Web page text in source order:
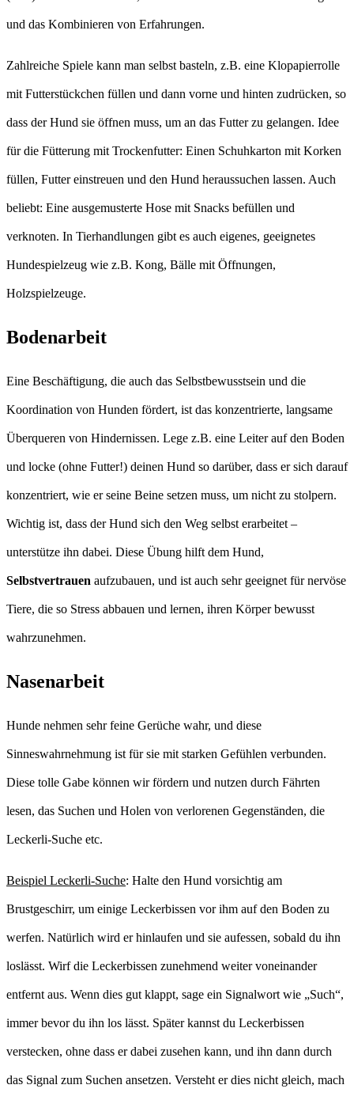
und das Kombinieren von Erfahrungen.
Zahlreiche Spiele kann man selbst basteln, z.B. eine Klopapierrolle
mit Futterstückchen füllen und dann vorne und hinten zudrücken, so
dass der Hund sie öffnen muss, um an das Futter zu gelangen. Idee
für die Fütterung mit Trockenfutter: Einen Schuhkarton mit Korken
füllen, Futter einstreuen und den Hund heraussuchen lassen. Auch
beliebt: Eine ausgemusterte Hose mit Snacks befüllen und
verknoten. In Tierhandlungen gibt es auch eigenes, geeignetes
Hundespielzeug wie z.B. Kong, Bälle mit Öffnungen,
Holzspielzeuge.
Bodenarbeit
Eine Beschäftigung, die auch das Selbstbewusstsein und die
Koordination von Hunden fördert, ist das konzentrierte, langsame
Überqueren von Hindernissen. Lege z.B. eine Leiter auf den Boden
und locke (ohne Futter!) deinen Hund so darüber, dass er sich darauf
konzentriert, wie er seine Beine setzen muss, um nicht zu stolpern.
Wichtig ist, dass der Hund sich den Weg selbst erarbeitet –
unterstütze ihn dabei. Diese Übung hilft dem Hund,
Selbstvertrauen aufzubauen, und ist auch sehr geeignet für nervöse
Tiere, die so Stress abbauen und lernen, ihren Körper bewusst
wahrzunehmen.
Nasenarbeit
Hunde nehmen sehr feine Gerüche wahr, und diese
Sinneswahrnehmung ist für sie mit starken Gefühlen verbunden.
Diese tolle Gabe können wir fördern und nutzen durch Fährten
lesen, das Suchen und Holen von verlorenen Gegenständen, die
Leckerli-Suche etc.
Beispiel Leckerli-Suche: Halte den Hund vorsichtig am
Brustgeschirr, um einige Leckerbissen vor ihm auf den Boden zu
werfen. Natürlich wird er hinlaufen und sie aufessen, sobald du ihn
loslässt. Wirf die Leckerbissen zunehmend weiter voneinander
entfernt aus. Wenn dies gut klappt, sage ein Signalwort wie „Such“,
immer bevor du ihn los lässt. Später kannst du Leckerbissen
verstecken, ohne dass er dabei zusehen kann, und ihn dann durch
das Signal zum Suchen ansetzen. Versteht er dies nicht gleich, mach